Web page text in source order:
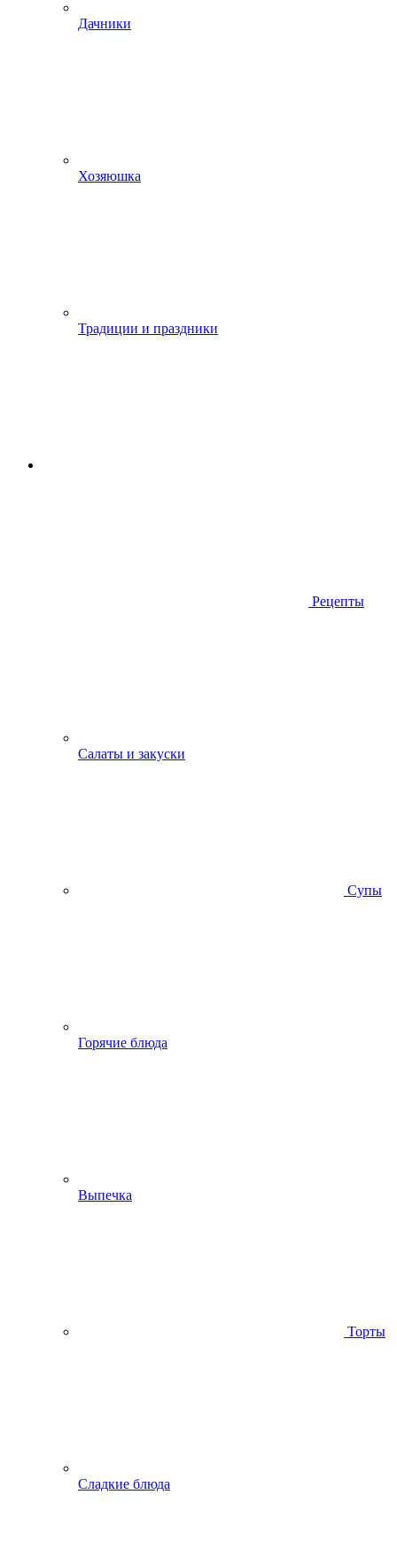
Дачники
Хозяюшка
Традиции и праздники
Рецепты
Салаты и закуски
Супы
Горячие блюда
Выпечка
Торты
Сладкие блюда